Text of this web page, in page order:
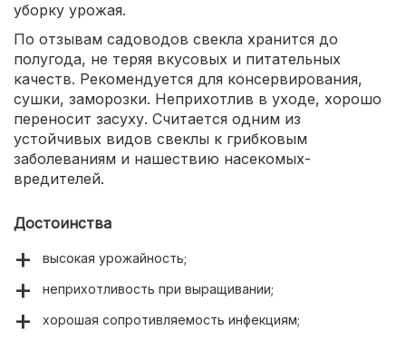
уборку урожая.
По отзывам садоводов свекла хранится до
полугода, не теряя вкусовых и питательных
качеств. Рекомендуется для консервирования,
сушки, заморозки. Неприхотлив в уходе, хорошо
переносит засуху. Считается одним из
устойчивых видов свеклы к грибковым
заболеваниям и нашествию насекомых-
вредителей.
Достоинства
высокая урожайность;
неприхотливость при выращивании;
хорошая сопротивляемость инфекциям;